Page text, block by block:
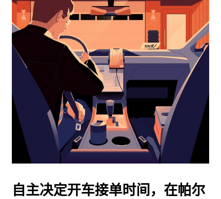
浏
日
并
期。
按
退
闭
日
自主决定开车接单时间，在帕尔